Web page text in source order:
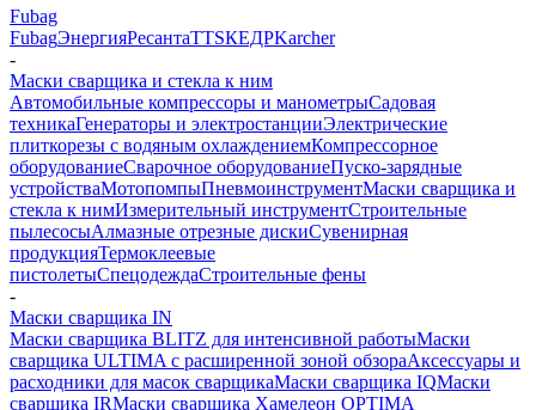
Fubag
FubagЭнергияРесантаTTSКЕДРKarcher
-
Маски сварщика и стекла к ним
Автомобильные компрессоры и манометрыСадовая
техникаГенераторы и электростанцииЭлектрические
плиткорезы с водяным охлаждениемКомпрессорное
оборудованиеСварочное оборудованиеПуско-зарядные
устройстваМотопомпыПневмоинструментМаски сварщика и
стекла к нимИзмерительный инструментСтроительные
пылесосыАлмазные отрезные дискиСувенирная
продукцияТермоклеевые
пистолетыСпецодеждаСтроительные фены
-
Маски сварщика IN
Маски сварщика BLITZ для интенсивной работыМаски
сварщика ULTIMA с расширенной зоной обзораАксессуары и
расходники для масок сварщикаМаски сварщика IQМаски
сварщика IRМаски сварщика Хамелеон OPTIMA